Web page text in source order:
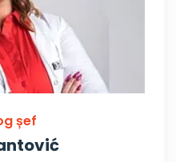
șef